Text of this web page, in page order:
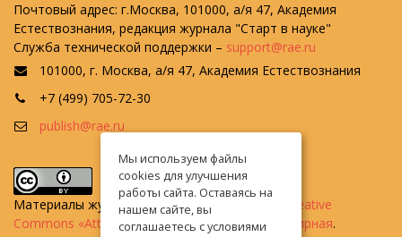
Почтовый адрес: г.Москва, 101000, а/я 47, Академия
Естествознания, редакция журнала "Старт в науке"
Служба технической поддержки – support@rae.ru
101000, г. Москва, а/я 47, Академия Естествознания
+7 (499) 705-72-30
publish@rae.ru
Материалы журнала доступны по
лицензии Creative
Commons «Attribution» («Атрибуция») 4.0 Всемирная.
Мы используем файлы
cookies для улучшения
работы сайта. Оставаясь на
нашем сайте, вы
соглашаетесь с условиями